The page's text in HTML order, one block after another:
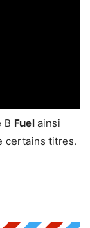
B Fuel ainsi
certains titres.